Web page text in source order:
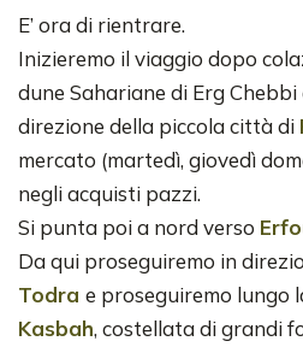
E’ ora di rientrare.
Inizieremo il viaggio dopo
dune Sahariane di Erg
direzione della piccola città di
mercato (martedì, giovedì
negli acquisti pazzi.
Si punta poi a nord verso
Da qui proseguiremo in
Todra e proseguiremo lungo
Kasbah, costellata di grandi